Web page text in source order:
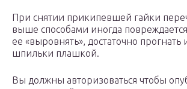
При снятии прикипевшей гайки
выше способами иногда
ее «выровнять», достаточно
шпильки плашкой.
Вы должны авторизоваться чтобы